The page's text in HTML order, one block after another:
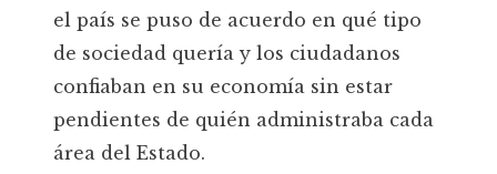
el país se puso de acuerdo en qué tipo
de sociedad quería y los ciudadanos
confiaban en su economía sin estar
pendientes de quién administraba cada
área del Estado.